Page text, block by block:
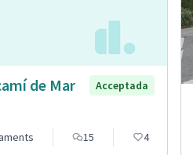
de Mar Acceptada
15 4